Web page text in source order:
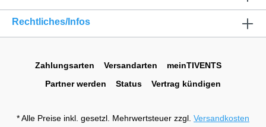
Rechtliches/Infos
Zahlungsarten Versandarten
meinTIVENTS
Partner werden
Status Vertrag kündigen
* Alle Preise inkl. gesetzl. Mehrwertsteuer zzgl. Versandkosten